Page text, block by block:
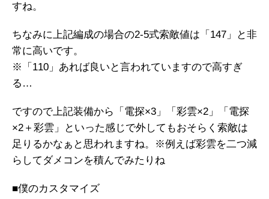
すね。
ちなみに上記編成の場合の2-5式索敵値は「147」と非
常に高いです。
※「110」あれば良いと言われていますので高すぎ
る…
ですので上記装備から「電探×3」「彩雲×2」「電探
×2＋彩雲」といった感じで外してもおそらく索敵は
足りるかなぁと思われますね。※例えば彩雲を二つ減
らしてダメコンを積んでみたりね
■僕のカスタマイズ